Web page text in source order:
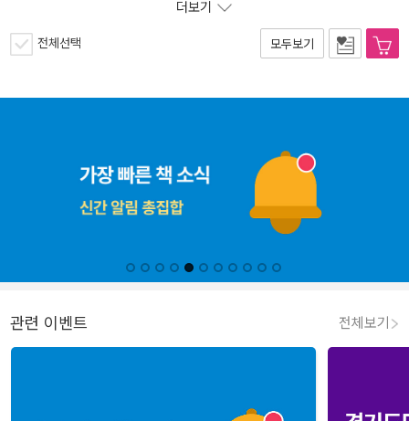
더보기
전체선택 모두보기
관련 이벤트 전체보기